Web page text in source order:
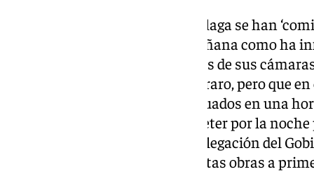
Los conductores del Este de Málaga se han
retenciones a las ocho de la mañana como ha
General de Tráfico (DGT) a través de sus
se ha colapsado, algo que no es raro, pero que
detonante en los trabajos efectuados en una
de actuaciones se suelen acometer por la
Por el momento, desde la Subdelegación del
explicado por qué han hecho estas obras a